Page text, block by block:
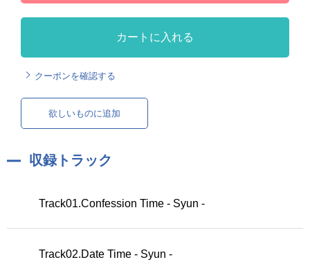
カートに入れる
クーポンを確認する
欲しいものに追加
収録トラック
Track01.Confession Time - Syun -
Track02.Date Time - Syun -